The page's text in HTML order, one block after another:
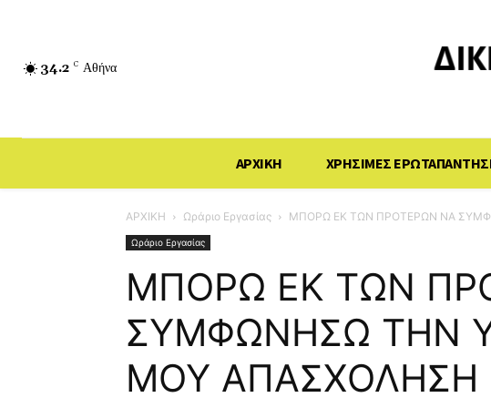
34.2 C Αθήνα
ΑΡΧΙΚΗ ΧΡΗΣΙΜΕΣ
ΑΡΧΙΚΗ Ωράριο Εργασίας ΜΠΟΡΩ ΕΚ ΤΩΝ ΠΡΟΤΕΡΩΝ ΝΑ
Ωράριο Εργασίας
ΜΠΟΡΩ ΕΚ ΤΩΝ
ΣΥΜΦΩΝΗΣΩ ΤΗΝ
ΜΟΥ ΑΠΑΣΧΟΛΗΣΗ